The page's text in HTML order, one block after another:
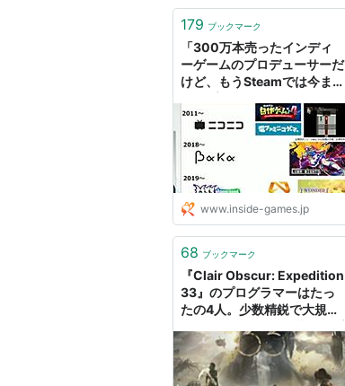
179 ブックマーク
「300万本売ったインディ
ーゲームのプロデューサーだ
けど、もうSteamでは今ま
もしれない」
【CEDEC2025】 | インサイ
ド
www.inside-games.jp
68 ブックマーク
『Clair Obscur: Expedition
33』のプログラマーはたっ
たの4人。少数精鋭で大規模
ログラマーがプログラムを極
力書かない」ことだった
【CEDEC2025】